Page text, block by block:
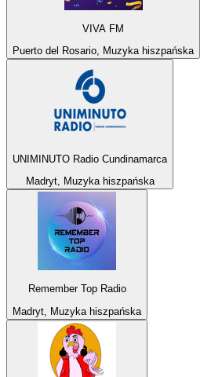
VIVA FM
Puerto del Rosario, Muzyka hiszpańska
UNIMINUTO Radio Cundinamarca
Madryt, Muzyka hiszpańska
Remember Top Radio
Madryt, Muzyka hiszpańska